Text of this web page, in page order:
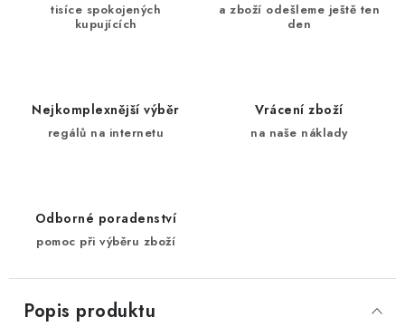
tisíce spokojených
kupujících
a zboží odešleme ještě ten
den
Nejkomplexnější výběr
regálů na internetu
Vrácení zboží
na naše náklady
Odborné poradenství
pomoc při výběru zboží
Popis produktu